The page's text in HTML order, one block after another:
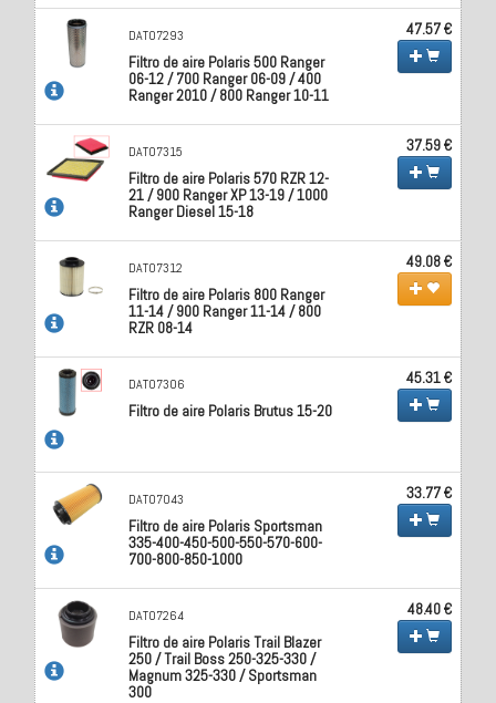
DAT07293
Filtro de aire Polaris 500 Ranger
06-12 / 700 Ranger 06-09 / 400
Ranger 2010 / 800 Ranger 10-11
47.57 €
DAT07315
Filtro de aire Polaris 570 RZR 12-
21 / 900 Ranger XP 13-19 / 1000
Ranger Diesel 15-18
37.59 €
DAT07312
Filtro de aire Polaris 800 Ranger
11-14 / 900 Ranger 11-14 / 800
RZR 08-14
49.08 €
DAT07306
Filtro de aire Polaris Brutus 15-20
45.31 €
DAT07043
Filtro de aire Polaris Sportsman
335-400-450-500-550-570-600-
700-800-850-1000
33.77 €
DAT07264
Filtro de aire Polaris Trail Blazer
250 / Trail Boss 250-325-330 /
Magnum 325-330 / Sportsman
300
48.40 €